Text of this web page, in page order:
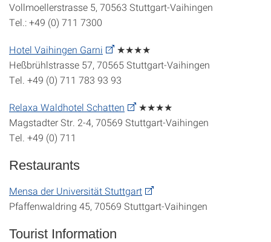
Vollmoellerstrasse 5, 70563 Stuttgart-Vaihingen
Tel.: +49 (0) 711 7300
Hotel Vaihingen Garni
★★★★
Heßbrühlstrasse 57, 70565 Stuttgart-Vaihingen
Tel. +49 (0) 711 783 93 93
Relaxa Waldhotel Schatten
★★★★
Magstadter Str. 2-4, 70569 Stuttgart-Vaihingen
Tel. +49 (0) 711
Restaurants
Mensa der Universität Stuttgart
Pfaffenwaldring 45, 70569 Stuttgart-Vaihingen
Tourist Information